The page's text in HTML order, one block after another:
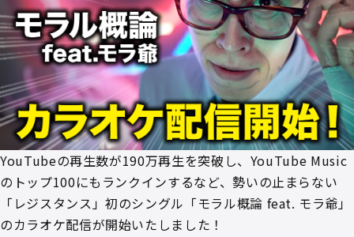
YouTubeの再生数が190万再生を突破し、YouTube Music
のトップ100にもランクインするなど、勢いの止まらない
「レジスタンス」初のシングル「モラル概論 feat. モラ爺」
のカラオケ配信が開始いたしました！